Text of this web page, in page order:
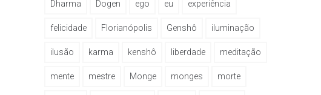
Dharma Dogen ego eu experiência
felicidade Florianópolis Genshô iluminação
ilusão karma kenshô liberdade meditação
mente mestre Monge monges morte